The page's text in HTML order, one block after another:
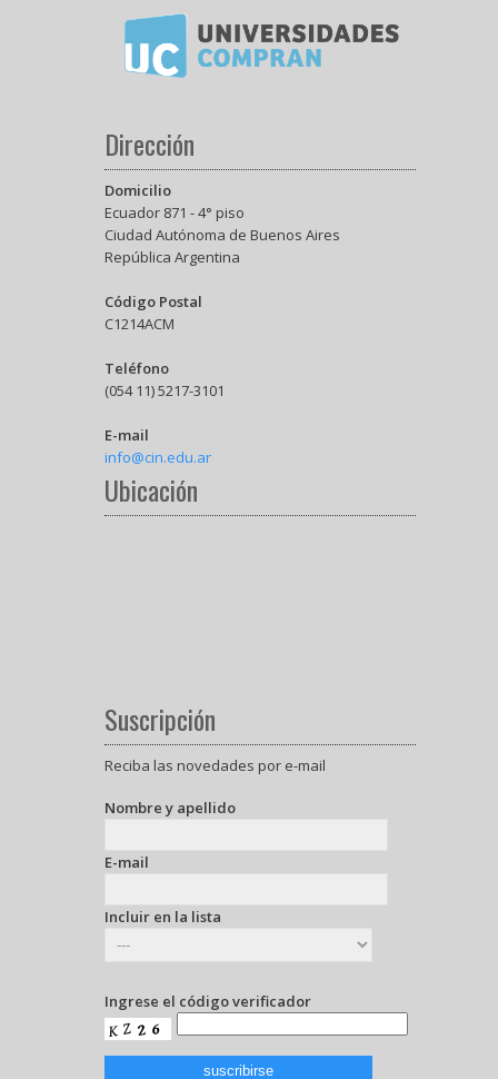
Dirección
Domicilio
Ecuador 871 - 4° piso
Ciudad Autónoma de Buenos Aires
República Argentina
Código Postal
C1214ACM
Teléfono
(054 11) 5217-3101
E-mail
info@cin.edu.ar
Ubicación
Suscripción
Reciba las novedades por e-mail
Nombre y apellido
E-mail
Incluir en la lista
Ingrese el código verificador